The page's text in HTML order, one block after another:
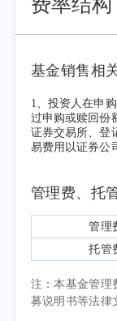
装备、能源
改善。
二季度
势与宏观经
高。受益于
源龙头、具
地产链龙头
基金销售相
1、投资人在申
过申购或赎回份
证券交易所、登
易费用以证券公
管理费、托
管理
托管
注：本基金管理
募说明书等法律